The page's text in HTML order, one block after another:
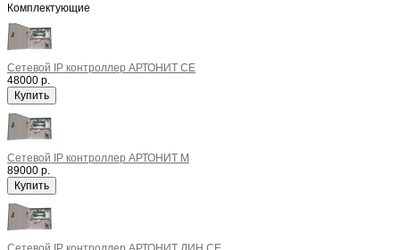
Комплектующие
Сетевой IP контроллер АРТОНИТ СЕ
48000 р.
Сетевой IP контроллер АРТОНИТ M
89000 р.